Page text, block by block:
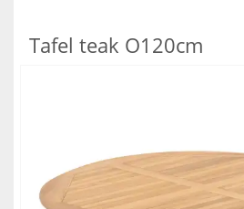
Tafel teak O120cm